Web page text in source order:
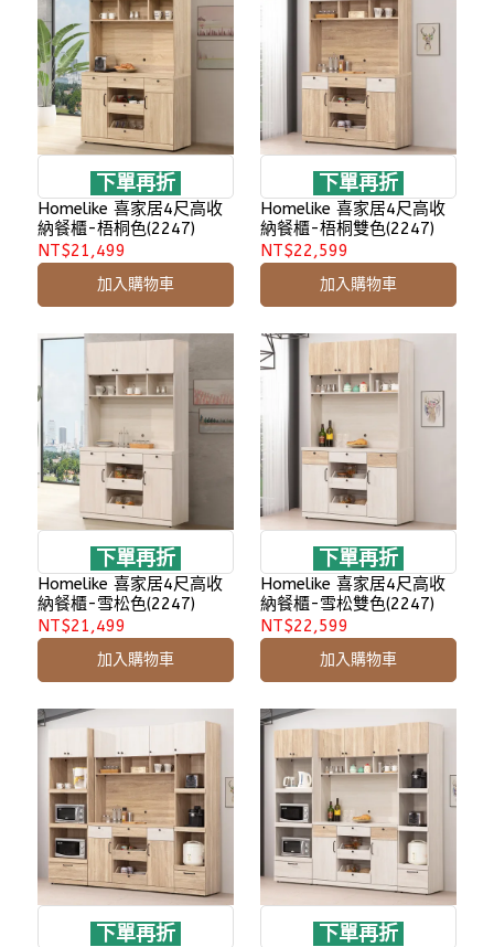
下單再折
Homelike 喜家居4尺高收
納餐櫃-梧桐色(2247)
NT$21,499
加入購物車
下單再折
Homelike 喜家居4尺高收
納餐櫃-梧桐雙色(2247)
NT$22,599
加入購物車
下單再折
Homelike 喜家居4尺高收
納餐櫃-雪松色(2247)
NT$21,499
加入購物車
下單再折
Homelike 喜家居4尺高收
納餐櫃-雪松雙色(2247)
NT$22,599
加入購物車
下單再折 下單再折